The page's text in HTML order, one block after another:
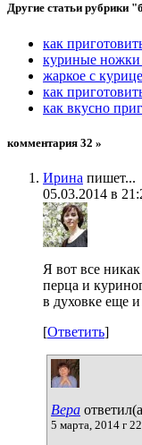
Другие статьи рубрики
как
куриные ножки
жаркое с
как
как вкусно
комментария 32 »
Ирина пишет...
05.03.2014 в
Я вот все
перца и
в духовке еще
[Ответить]
Вера
5 марта, 2014 г